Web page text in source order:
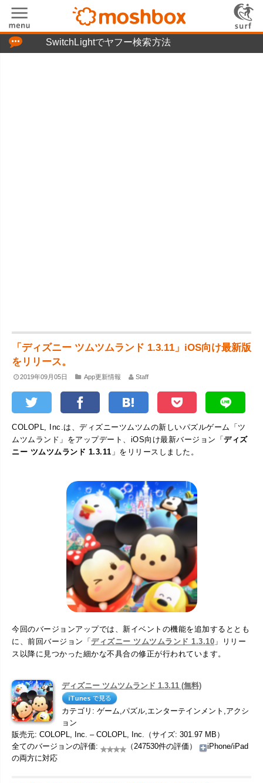
SwitchLightでヤフー検索方法
「ディズニー ツムツムランド 1.3.11」iOS向け最新版
をリリース。
2019年09月05日 App更新情報 Staff
COLOPL, Inc.は、ディズニーツムツムの新しいパズルゲーム「ツ
ムツムランド」をアップデート、iOS向け最新バージョン「ディズ
ニー ツムツムランド 1.3.11 」をリリースしました。
今回のバージョンアップでは、新イベントの機能を追加するととも
に、前回バージョン「ディズニー ツムツムランド 1.3.10 」リリー
ス以降に見つかった細かな不具合の修正が行われています。
ディズニー ツムツムランド 1.3.11 (無料)
カテゴリ: ゲーム,パズル,エンターテインメント,アクシ
ョン
販売元: COLOPL, Inc. – COLOPL, Inc.（サイズ: 301.97 MB）
全てのバージョンの評価:
（247530件の評価）
iPhone/iPad
の両方に対応
「つぶやき」の使い方